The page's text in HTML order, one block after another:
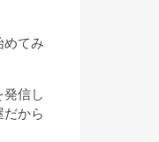
めてみ
信し
から